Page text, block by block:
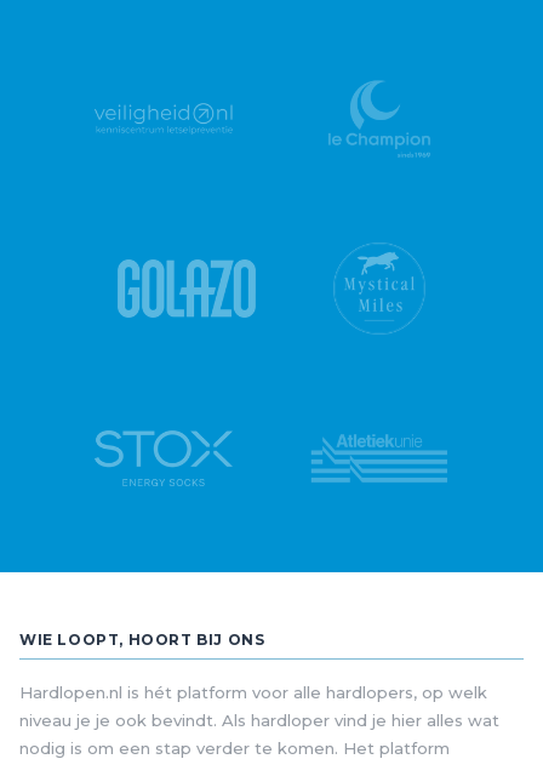
WIE LOOPT, HOORT BIJ ONS
Hardlopen.nl is hét platform voor alle hardlopers, op welk
niveau je je ook bevindt. Als hardloper vind je hier alles wat
nodig is om een stap verder te komen. Het platform